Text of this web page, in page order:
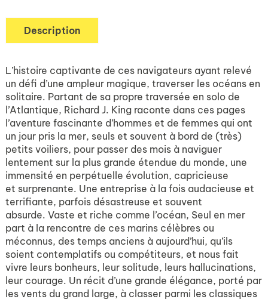
Description
L’histoire captivante de ces navigateurs ayant relevé
un défi d’une ampleur magique, traverser les océans en
solitaire. Partant de sa propre traversée en solo de
l’Atlantique, Richard J. King raconte dans ces pages
l’aventure fascinante d’hommes et de femmes qui ont
un jour pris la mer, seuls et souvent à bord de (très)
petits voiliers, pour passer des mois à naviguer
lentement sur la plus grande étendue du monde, une
immensité en perpétuelle évolution, capricieuse
et surprenante. Une entreprise à la fois audacieuse et
terrifiante, parfois désastreuse et souvent
absurde. Vaste et riche comme l’océan, Seul en mer
part à la rencontre de ces marins célèbres ou
méconnus, des temps anciens à aujourd’hui, qu’ils
soient contemplatifs ou compétiteurs, et nous fait
vivre leurs bonheurs, leur solitude, leurs hallucinations,
leur courage. Un récit d’une grande élégance, porté par
les vents du grand large, à classer parmi les classiques